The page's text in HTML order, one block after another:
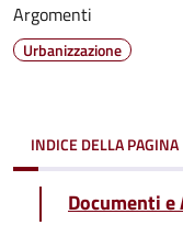
Argomenti
Urbanizzazione
INDICE DELLA PAGINA
Documenti